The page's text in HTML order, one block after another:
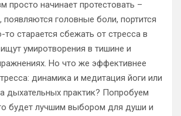
просто начинает протестовать –
появляются головные боли, портится
то старается сбежать от стресса в
умиротворения в тишине и
Но что же эффективнее
динамика и медитация йоги или
дыхательных практик? Попробуем
будет лучшим выбором для души и